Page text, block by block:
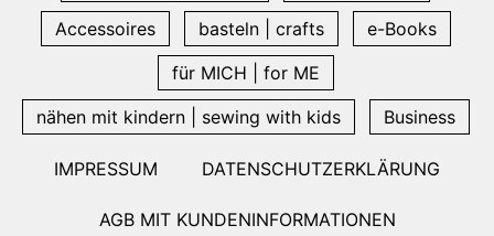
Accessoires
basteln | crafts
e-Books
für MICH | for ME
nähen mit kindern | sewing with kids
Business
IMPRESSUM DATENSCHUTZERKLÄRUNG
AGB MIT KUNDENINFORMATIONEN